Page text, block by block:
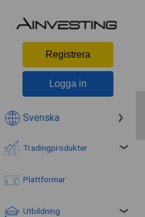
Registrera
Logga in
Svenska
Tradingprodukter
Plattformar
Utbildning